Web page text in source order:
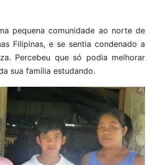
pequena comunidade ao norte de
Filipinas, e se sentia condenado a
Percebeu que só podia melhorar
sua família estudando.